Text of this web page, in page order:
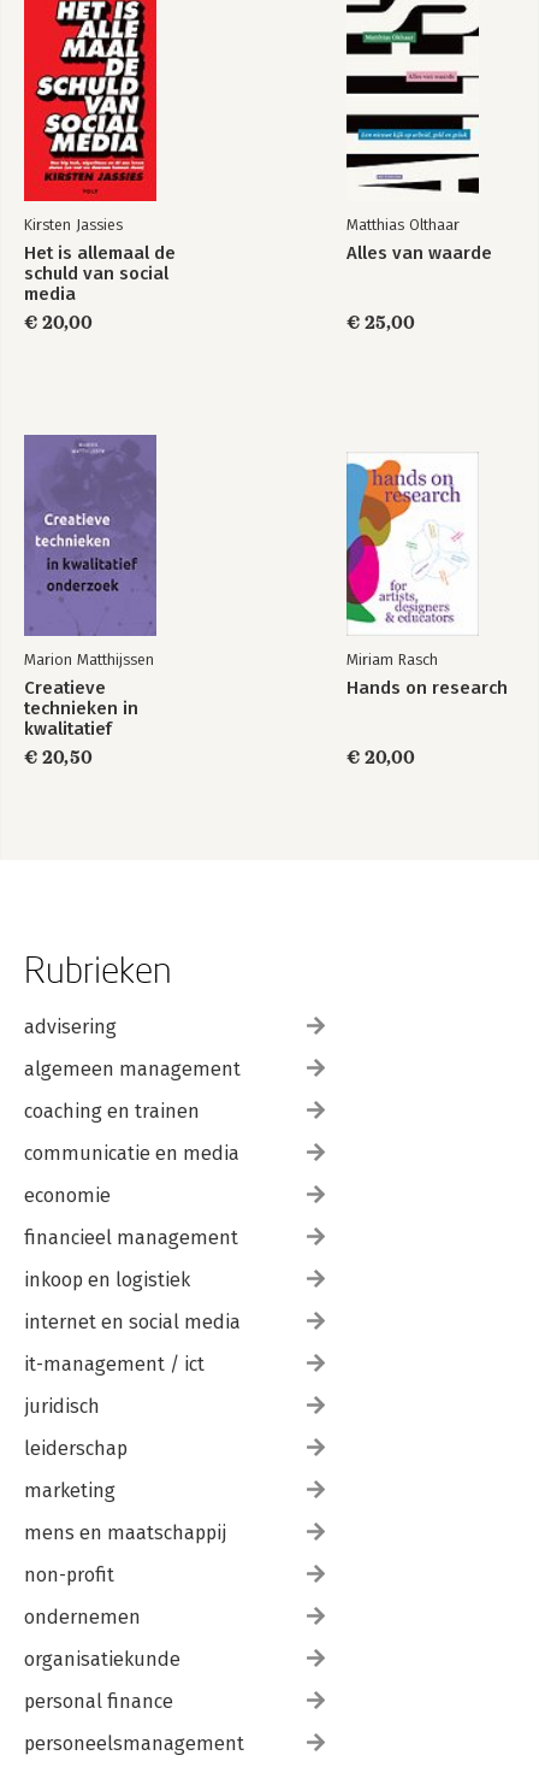
Kirsten Jassies
Het is allemaal de
schuld van social
media
€ 20,00
Matthias Olthaar
Alles van waarde
€ 25,00
Marion Matthijssen
Creatieve
technieken in
kwalitatief
onderzoek
€ 20,50
Miriam Rasch
Hands on research
€ 20,00
Rubrieken
advisering
algemeen management
coaching en trainen
communicatie en media
economie
financieel management
inkoop en logistiek
internet en social media
it-management / ict
juridisch
leiderschap
marketing
mens en maatschappij
non-profit
ondernemen
organisatiekunde
personal finance
personeelsmanagement